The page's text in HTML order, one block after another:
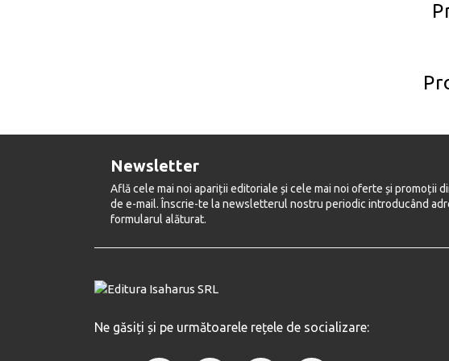
Newsletter
Află cele mai noi apariții editoriale și cele mai noi oferte și promoții
de e-mail. Înscrie-te la newsletterul nostru periodic introducând
formularul alăturat.
Ne găsiți și pe următoarele rețele de socializare: